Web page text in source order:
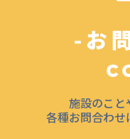
施設のこと
各種お問合わせ